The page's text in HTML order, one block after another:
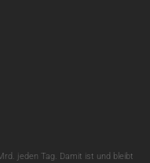
jeden Tag. Damit ist und bleibt